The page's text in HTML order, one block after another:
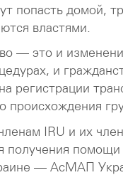
попасть домой,
властями.
— это и
и
регистрации
происхождения
IRU и их
получения помощи
— АсМАП